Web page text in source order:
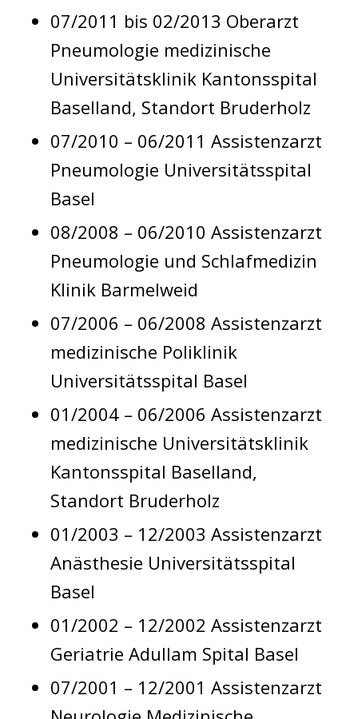
07/2011 bis 02/2013 Oberarzt
Pneumologie medizinische
Universitätsklinik Kantonsspital
Baselland, Standort Bruderholz
07/2010 – 06/2011 Assistenzarzt
Pneumologie Universitätsspital
Basel
08/2008 – 06/2010 Assistenzarzt
Pneumologie und Schlafmedizin
Klinik Barmelweid
07/2006 – 06/2008 Assistenzarzt
medizinische Poliklinik
Universitätsspital Basel
01/2004 – 06/2006 Assistenzarzt
medizinische Universitätsklinik
Kantonsspital Baselland,
Standort Bruderholz
01/2003 – 12/2003 Assistenzarzt
Anästhesie Universitätsspital
Basel
01/2002 – 12/2002 Assistenzarzt
Geriatrie Adullam Spital Basel
07/2001 – 12/2001 Assistenzarzt